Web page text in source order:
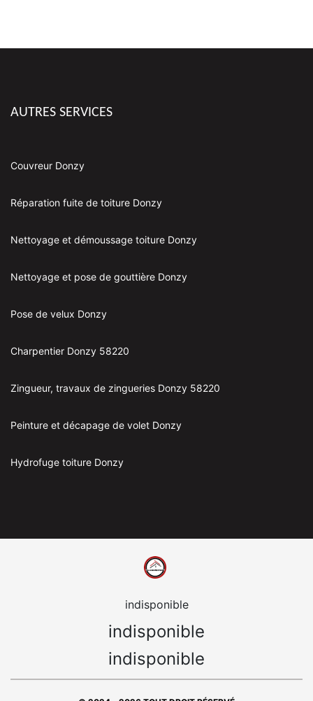
AUTRES SERVICES
Couvreur Donzy
Réparation fuite de toiture Donzy
Nettoyage et démoussage toiture Donzy
Nettoyage et pose de gouttière Donzy
Pose de velux Donzy
Charpentier Donzy 58220
Zingueur, travaux de zingueries Donzy 58220
Peinture et décapage de volet Donzy
Hydrofuge toiture Donzy
indisponible
indisponible
indisponible